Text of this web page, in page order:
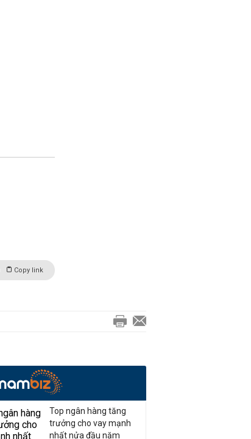
Copy link
Top ngân hàng tăng
trưởng cho vay mạnh
nhất nửa đầu năm